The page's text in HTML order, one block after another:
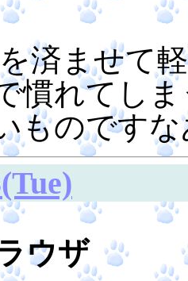
済ませて
慣れてし
ものですな
ウザ